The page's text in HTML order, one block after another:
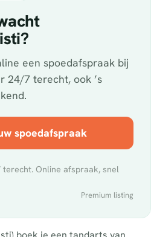
een spoedafspraak bij
24/7 terecht, ook ’s
spoedafspraak
Online afspraak, snel
Premium listing